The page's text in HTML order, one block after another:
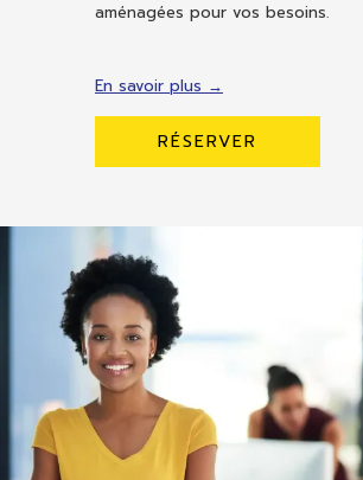
aménagées pour vos besoins.
En savoir plus
RÉSERVER